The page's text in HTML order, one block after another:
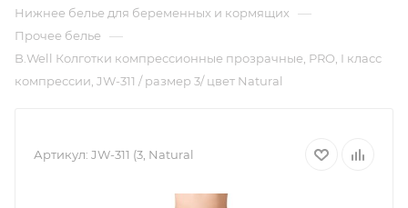
Нижнее белье для беременных и кормящих —
Прочее белье —
B.Well Колготки компрессионные прозрачные, PRO, I класс
компрессии, JW-311 / размер 3/ цвет Natural
Артикул: JW-311 (3, Natural